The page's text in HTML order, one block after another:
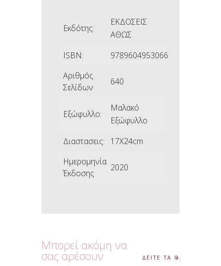
Εκδότης:
ΕΚΔΟΣΕΙΣ
ΑΘΩΣ
ISBN:
9789604953066
Αριθμός
Σελίδων
640
Εξώφυλλο:
Μαλακό
Εξώφυλλο
Διαστασεις:
17X24cm
Ημερομηνία
Έκδοσης
2020
Μπορεί ακόμη να
σας αρέσουν ΔΕΙΤΕ ΤΑ ΟΛΑ